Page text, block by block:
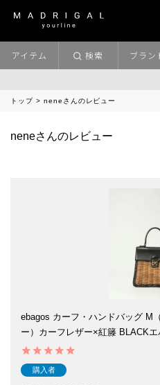
アイテム 検索 ブラン
トップ neneさんのレビュー
neneさんのレビュー
ebagos カーフ・ハンドバッグ M
ー）カーフレザー×紅籐 BLACKエ
購入者